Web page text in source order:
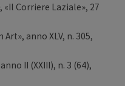
, «Il Corriere Laziale», 27
Art», anno XLV, n. 305,
II (XXIII), n. 3 (64),